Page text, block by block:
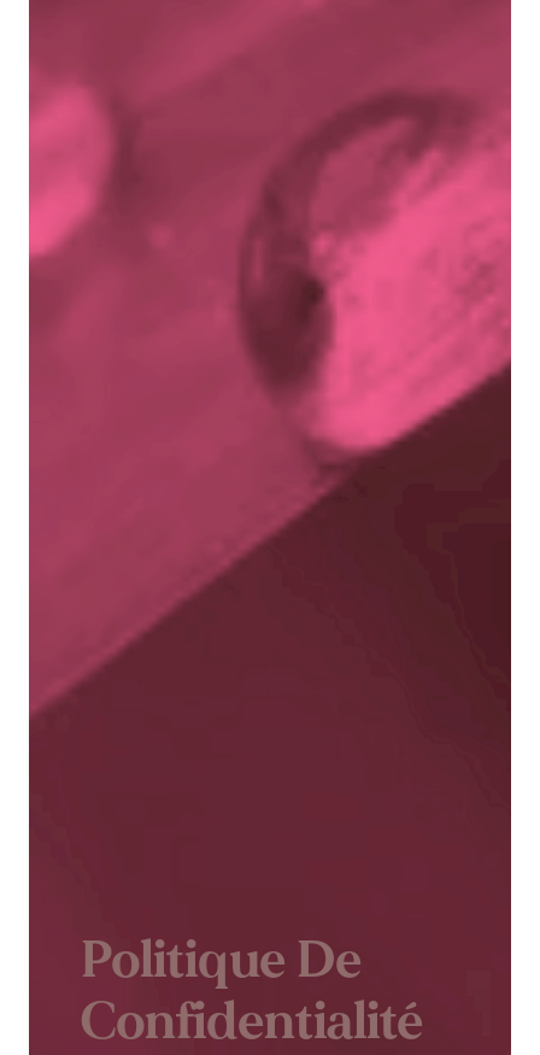
Politique De
Confidentialité